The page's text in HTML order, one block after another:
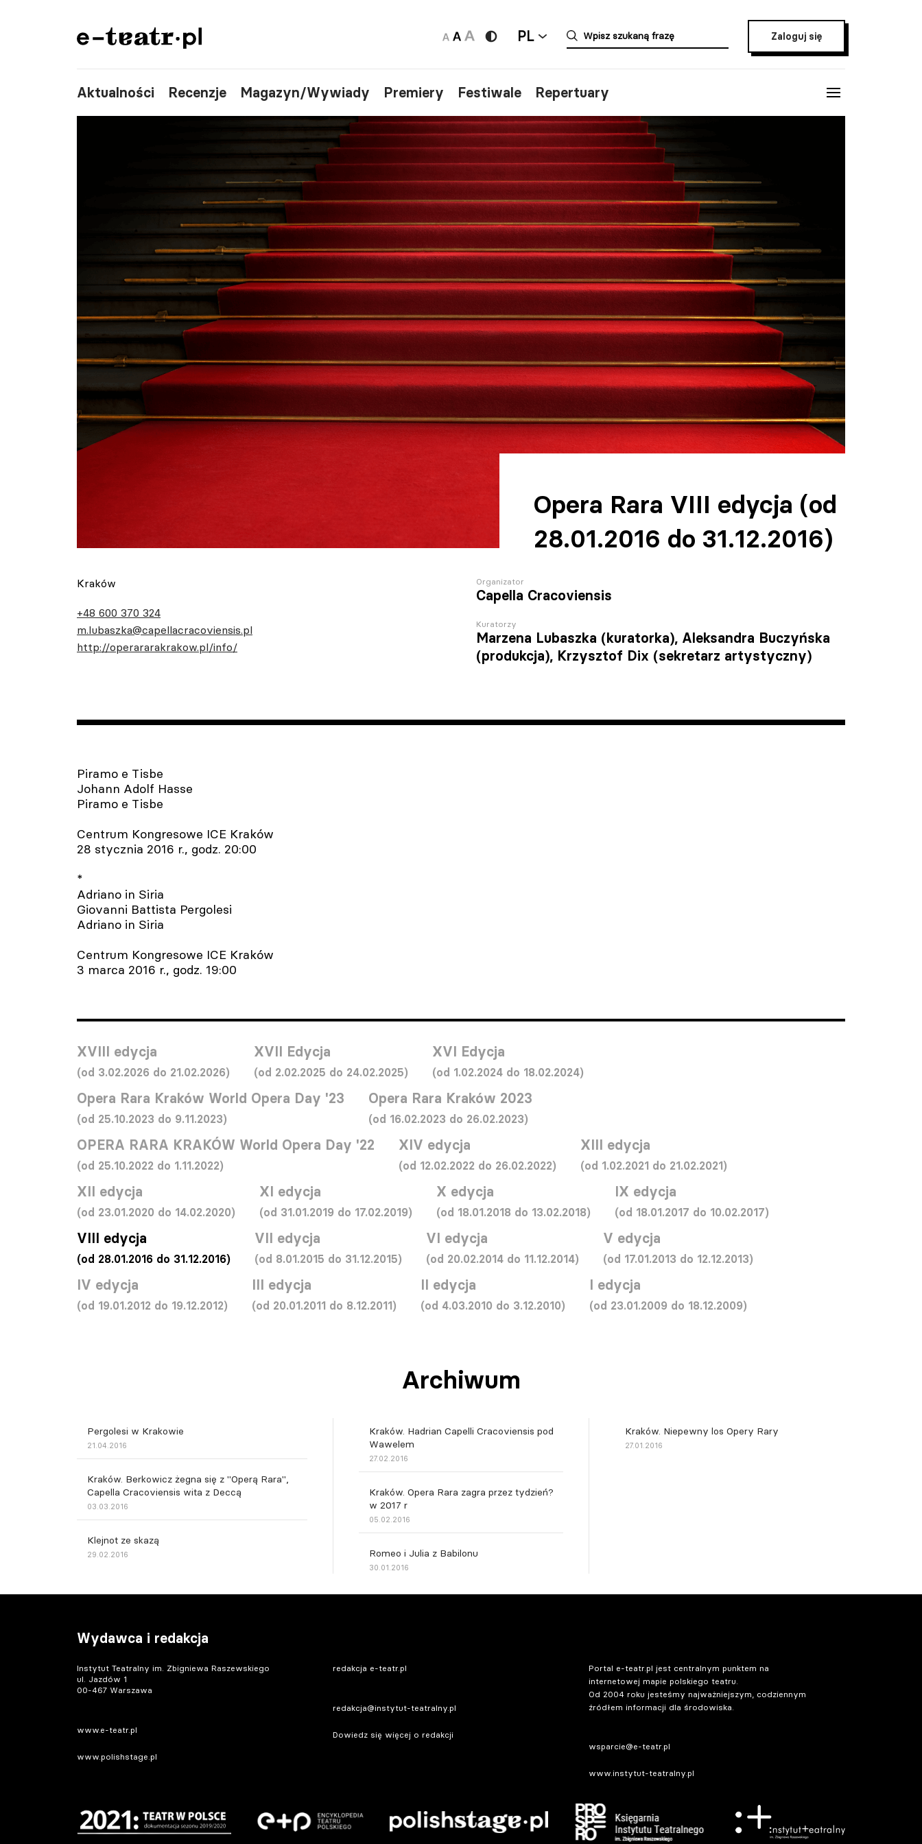
PL Zaloguj się
Aktualności Recenzje Magazyn/Wywiady Premiery Festiwale Repertuary
Opera Rara VIII edycja (od
28.01.2016 do 31.12.2016)
Organizator
Capella Cracoviensis
Kuratorzy
Marzena Lubaszka (kuratorka), Aleksandra Buczyńska
(produkcja), Krzysztof Dix (sekretarz artystyczny)
Kraków
+48 600 370 324
m.lubaszka@capellacracoviensis.pl
http://operararakrakow.pl/info/
Piramo e Tisbe
Johann Adolf Hasse
Piramo e Tisbe
Centrum Kongresowe ICE Kraków
28 stycznia 2016 r., godz. 20:00
*
Adriano in Siria
Giovanni Battista Pergolesi
Adriano in Siria
Centrum Kongresowe ICE Kraków
3 marca 2016 r., godz. 19:00
XVIII edycja
(od 3.02.2026 do 21.02.2026)
XVII Edycja
(od 2.02.2025 do 24.02.2025)
XVI Edycja
(od 1.02.2024 do 18.02.2024)
Opera Rara Kraków World Opera Day '23
(od 25.10.2023 do 9.11.2023)
Opera Rara Kraków 2023
(od 16.02.2023 do 26.02.2023)
OPERA RARA KRAKÓW World Opera Day '22
(od 25.10.2022 do 1.11.2022)
XIV edycja
(od 12.02.2022 do 26.02.2022)
XIII edycja
(od 1.02.2021 do 21.02.2021)
XII edycja
(od 23.01.2020 do 14.02.2020)
XI edycja
(od 31.01.2019 do 17.02.2019)
X edycja
(od 18.01.2018 do 13.02.2018)
IX edycja
(od 18.01.2017 do 10.02.2017)
VIII edycja
(od 28.01.2016 do 31.12.2016)
VII edycja
(od 8.01.2015 do 31.12.2015)
VI edycja
(od 20.02.2014 do 11.12.2014)
V edycja
(od 17.01.2013 do 12.12.2013)
IV edycja
(od 19.01.2012 do 19.12.2012)
III edycja
(od 20.01.2011 do 8.12.2011)
II edycja
(od 4.03.2010 do 3.12.2010)
I edycja
(od 23.01.2009 do 18.12.2009)
Archiwum
Pergolesi w Krakowie
21.04.2016
Kraków. Berkowicz żegna się z "Operą Rara",
Capella Cracoviensis wita z Deccą
03.03.2016
Klejnot ze skazą
29.02.2016
Kraków. Hadrian Capelli Cracoviensis pod
Wawelem
27.02.2016
Kraków. Opera Rara zagra przez tydzień?
w 2017 r
05.02.2016
Romeo i Julia z Babilonu
30.01.2016
Kraków. Niepewny los Opery Rary
27.01.2016
Wydawca i redakcja
Instytut Teatralny im. Zbigniewa Raszewskiego
ul. Jazdów 1
00-467 Warszawa
www.e-teatr.pl
www.polishstage.pl
redakcja e-teatr.pl
redakcja@instytut-teatralny.pl
Dowiedz się więcej o redakcji
Portal e-teatr.pl jest centralnym punktem na
internetowej mapie polskiego teatru.
Od 2004 roku jesteśmy najważniejszym, codziennym
źródłem informacji dla środowiska.
wsparcie@e-teatr.pl
www.instytut-teatralny.pl